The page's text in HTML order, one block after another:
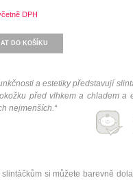
DO KOŠÍKU
a estetiky představují
před vlhkem a chladem a
nejmenších.“
si můžete barevně